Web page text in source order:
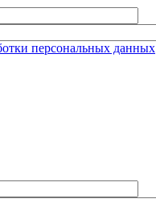
персональных данных